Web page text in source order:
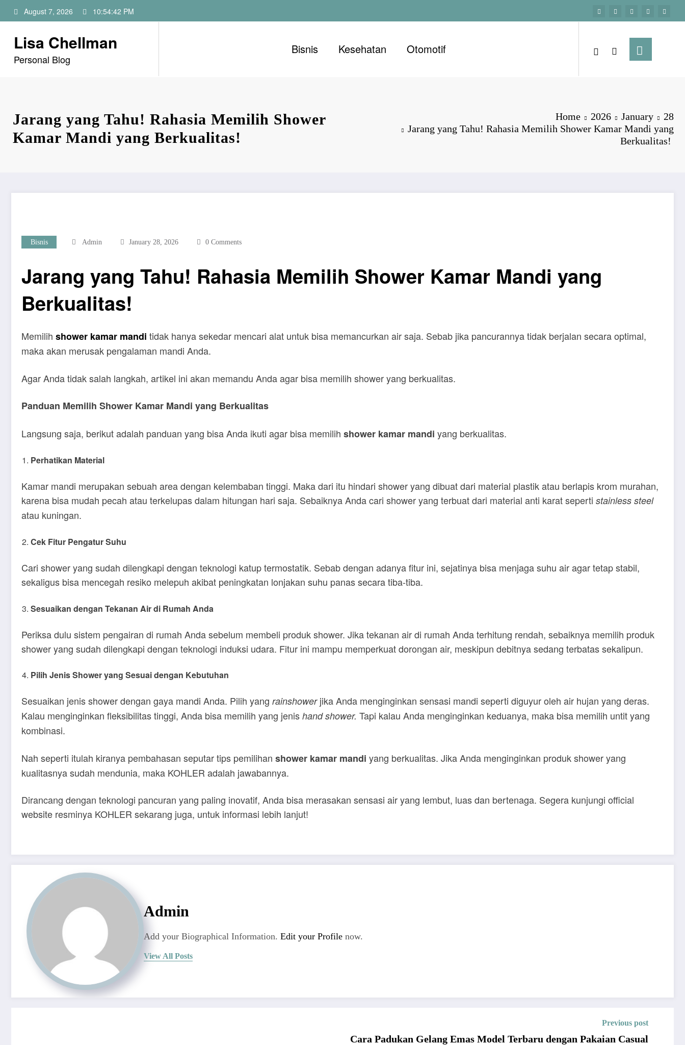
to
August 7, 2026 10:54:43 PM
Lisa Chellman
Personal Blog
Bisnis Kesehatan Otomotif
Jarang yang Tahu! Rahasia Memilih Shower
Kamar Mandi yang Berkualitas!
Home 2026 January
28
Jarang yang Tahu! Rahasia Memilih Shower Kamar Mandi yang
Berkualitas!
Bisnis Admin January 28, 2026 0 Comments
Jarang yang Tahu! Rahasia Memilih Shower Kamar Mandi yang
Berkualitas!
Memilih shower kamar mandi tidak hanya sekedar mencari alat untuk bisa memancurkan air saja. Sebab jika pancurannya tidak berjalan secara optimal,
maka akan merusak pengalaman mandi Anda.
Agar Anda tidak salah langkah, artikel ini akan memandu Anda agar bisa memilih shower yang berkualitas.
Panduan Memilih Shower Kamar Mandi yang Berkualitas
Langsung saja, berikut adalah panduan yang bisa Anda ikuti agar bisa memilih shower kamar mandi yang berkualitas.
Perhatikan Material
Kamar mandi merupakan sebuah area dengan kelembaban tinggi. Maka dari itu hindari shower yang dibuat dari material plastik atau berlapis krom murahan,
karena bisa mudah pecah atau terkelupas dalam hitungan hari saja. Sebaiknya Anda cari shower yang terbuat dari material anti karat seperti stainless steel
atau kuningan.
Cek Fitur Pengatur Suhu
Cari shower yang sudah dilengkapi dengan teknologi katup termostatik. Sebab dengan adanya fitur ini, sejatinya bisa menjaga suhu air agar tetap stabil,
sekaligus bisa mencegah resiko melepuh akibat peningkatan lonjakan suhu panas secara tiba-tiba.
Sesuaikan dengan Tekanan Air di Rumah Anda
Periksa dulu sistem pengairan di rumah Anda sebelum membeli produk shower. Jika tekanan air di rumah Anda terhitung rendah, sebaiknya memilih produk
shower yang sudah dilengkapi dengan teknologi induksi udara. Fitur ini mampu memperkuat dorongan air, meskipun debitnya sedang terbatas sekalipun.
Pilih Jenis Shower yang Sesuai dengan Kebutuhan
Sesuaikan jenis shower dengan gaya mandi Anda. Pilih yang rainshower jika Anda menginginkan sensasi mandi seperti diguyur oleh air hujan yang deras.
Kalau menginginkan fleksibilitas tinggi, Anda bisa memilih yang jenis hand shower. Tapi kalau Anda menginginkan keduanya, maka bisa memilih untit yang
kombinasi.
Nah seperti itulah kiranya pembahasan seputar tips pemilihan shower kamar mandi yang berkualitas. Jika Anda menginginkan produk shower yang
kualitasnya sudah mendunia, maka KOHLER adalah jawabannya.
Dirancang dengan teknologi pancuran yang paling inovatif, Anda bisa merasakan sensasi air yang lembut, luas dan bertenaga. Segera kunjungi official
website resminya KOHLER sekarang juga, untuk informasi lebih lanjut!
Admin
Add your Biographical Information. Edit your Profile now.
View All Posts
Previous post
Cara Padukan Gelang Emas Model Terbaru dengan Pakaian Casual